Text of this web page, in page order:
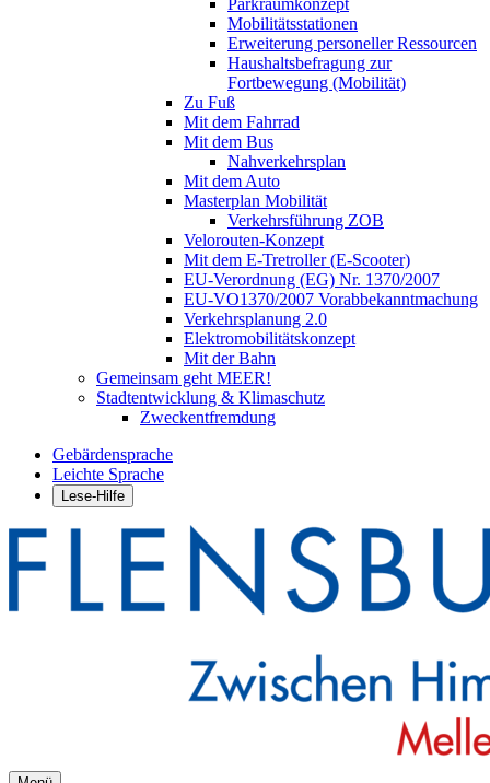
Parkraumkonzept
Mobilitätsstationen
Erweiterung personeller Ressourcen
Haushaltsbefragung zur
Fortbewegung (Mobilität)
Zu Fuß
Mit dem Fahrrad
Mit dem Bus
Nahverkehrsplan
Mit dem Auto
Masterplan Mobilität
Verkehrsführung ZOB
Velorouten-Konzept
Mit dem E-Tretroller (E-Scooter)
EU-Verordnung (EG) Nr. 1370/2007
EU-VO1370/2007 Vorabbekanntmachung
Verkehrsplanung 2.0
Elektromobilitätskonzept
Mit der Bahn
Gemeinsam geht MEER!
Stadtentwicklung & Klimaschutz
Zweckentfremdung
Gebärdensprache
Leichte Sprache
Lese-Hilfe